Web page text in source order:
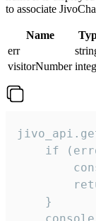
to associate
Name
err
visitorNumber
if
    }